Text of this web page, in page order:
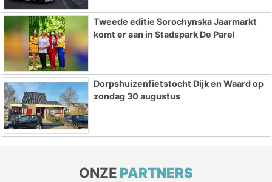
Tweede editie Sorochynska Jaarmarkt
komt er aan in Stadspark De Parel
Dorpshuizenfietstocht Dijk en Waard op
zondag 30 augustus
ONZE PARTNERS